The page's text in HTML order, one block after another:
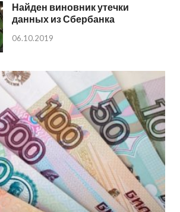
Найден виновник утечки
данных из Сбербанка
06.10.2019